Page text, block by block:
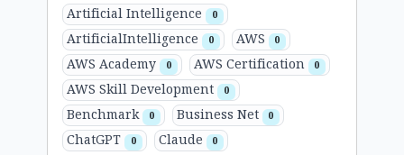
Artificial Intelligence 0
ArtificialIntelligence 0 AWS 0
AWS Academy 0 AWS Certification 0
AWS Skill Development 0
Benchmark 0 Business Net 0
ChatGPT 0 Claude 0